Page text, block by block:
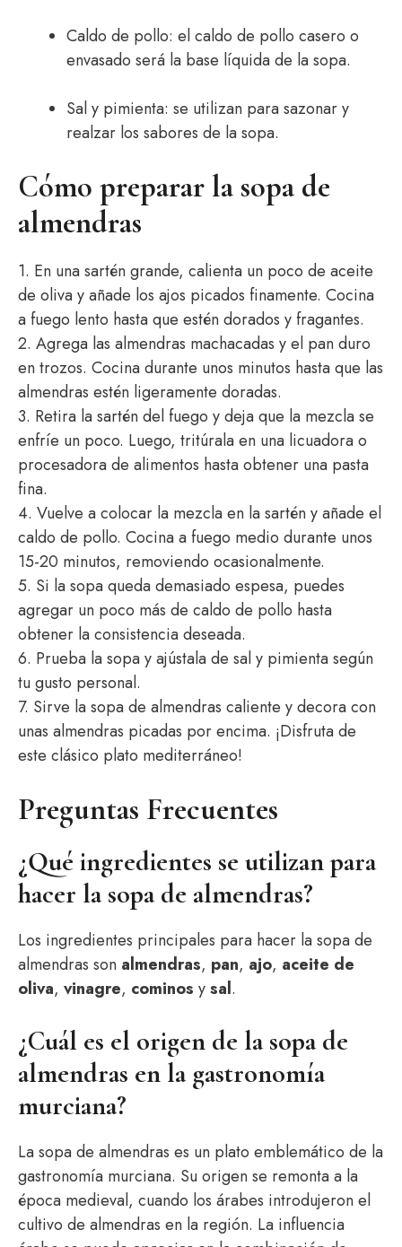
Caldo de pollo: el caldo de pollo casero o
envasado será la base líquida de la sopa.
Sal y pimienta: se utilizan para sazonar y
realzar los sabores de la sopa.
Cómo preparar la sopa de
almendras
1. En una sartén grande, calienta un poco de aceite
de oliva y añade los ajos picados finamente. Cocina
a fuego lento hasta que estén dorados y fragantes.
2. Agrega las almendras machacadas y el pan duro
en trozos. Cocina durante unos minutos hasta que las
almendras estén ligeramente doradas.
3. Retira la sartén del fuego y deja que la mezcla se
enfríe un poco. Luego, tritúrala en una licuadora o
procesadora de alimentos hasta obtener una pasta
fina.
4. Vuelve a colocar la mezcla en la sartén y añade el
caldo de pollo. Cocina a fuego medio durante unos
15-20 minutos, removiendo ocasionalmente.
5. Si la sopa queda demasiado espesa, puedes
agregar un poco más de caldo de pollo hasta
obtener la consistencia deseada.
6. Prueba la sopa y ajústala de sal y pimienta según
tu gusto personal.
7. Sirve la sopa de almendras caliente y decora con
unas almendras picadas por encima. ¡Disfruta de
este clásico plato mediterráneo!
Preguntas Frecuentes
¿Qué ingredientes se utilizan para
hacer la sopa de almendras?
Los ingredientes principales para hacer la sopa de
almendras son almendras, pan, ajo, aceite de
oliva, vinagre, cominos ysal.
¿Cuál es el origen de la sopa de
almendras en la gastronomía
murciana?
La sopa de almendras es un plato emblemático de la
gastronomía murciana. Su origen se remonta a la
época medieval, cuando los árabes introdujeron el
cultivo de almendras en la región. La influencia